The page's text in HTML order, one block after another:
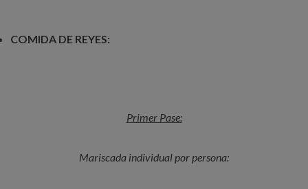
COMIDA DE REYES:
Primer Pase:
Mariscada individual por persona: